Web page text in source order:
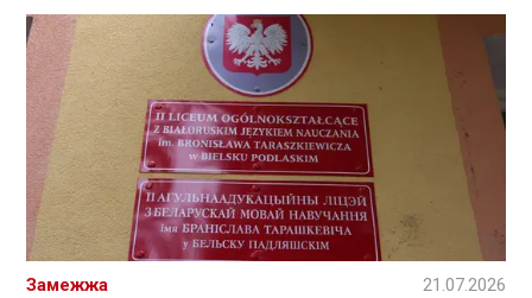
Замежжа 21.07.2026